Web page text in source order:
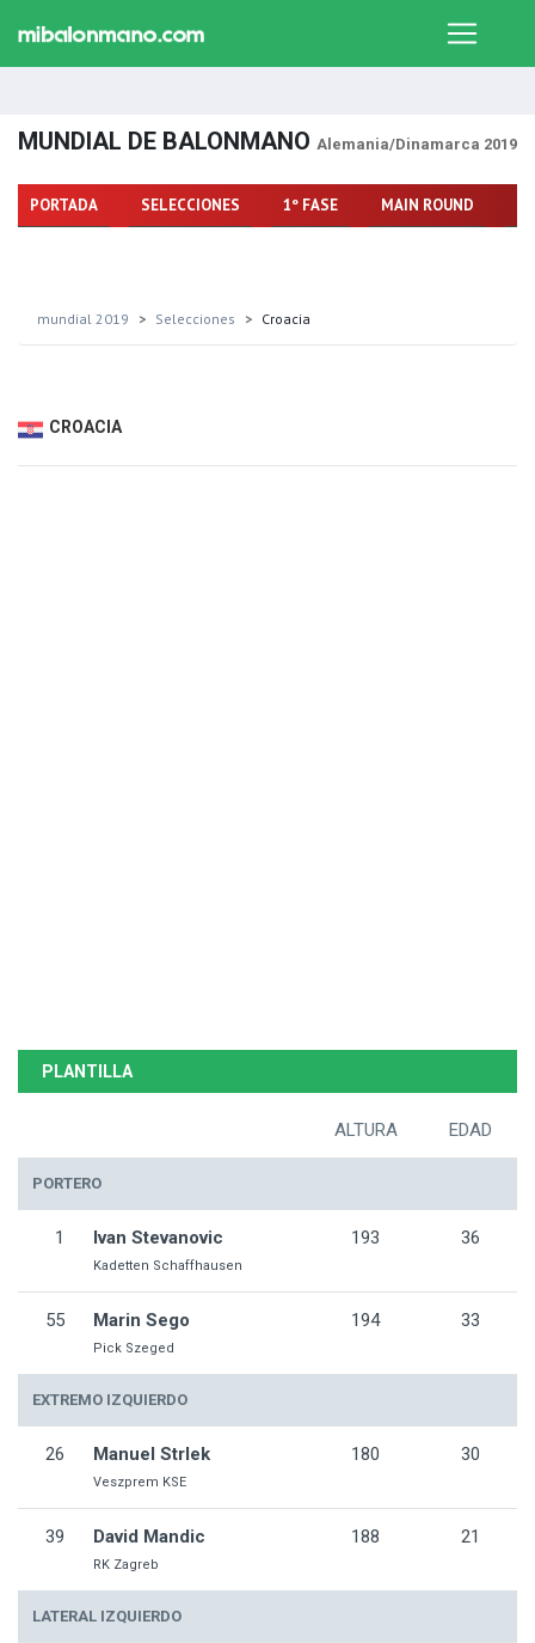
MUNDIAL DE BALONMANO Alemania/Dinamarca 2019
PORTADA SELECCIONES 1º FASE MAIN ROUND
mundial 2019 Selecciones Croacia
CROACIA
PLANTILLA
ALTURA EDAD
PORTERO
1 Ivan Stevanovic
Kadetten Schaffhausen
193 36
55 Marin Sego
Pick Szeged
194 33
EXTREMO IZQUIERDO
26 Manuel Strlek
Veszprem KSE
180 30
39 David Mandic
RK Zagreb
188 21
LATERAL IZQUIERDO